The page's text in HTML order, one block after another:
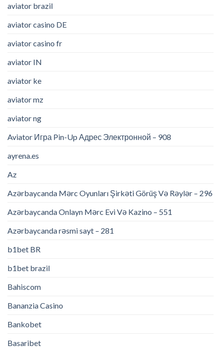
aviator brazil
aviator casino DE
aviator casino fr
aviator IN
aviator ke
aviator mz
aviator ng
Aviator Игра Pin-Up Адрес Электронной – 908
ayrena.es
Az
Azərbaycanda Mərc Oyunları Şirkəti Görüş Və Rəylər – 296
Azərbaycanda Onlayn Mərc Evi Və Kazino – 551
Azərbaycanda rəsmi sayt – 281
b1bet BR
b1bet brazil
Bahiscom
Bananzia Casino
Bankobet
Basaribet